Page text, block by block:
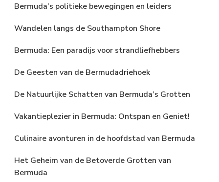
Bermuda’s politieke bewegingen en leiders
Wandelen langs de Southampton Shore
Bermuda: Een paradijs voor strandliefhebbers
De Geesten van de Bermudadriehoek
De Natuurlijke Schatten van Bermuda’s Grotten
Vakantieplezier in Bermuda: Ontspan en Geniet!
Culinaire avonturen in de hoofdstad van Bermuda
Het Geheim van de Betoverde Grotten van
Bermuda